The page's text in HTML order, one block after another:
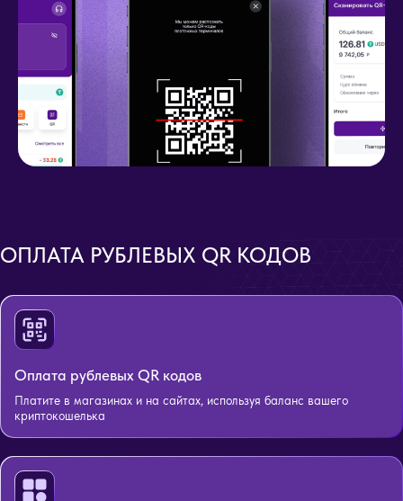
ОПЛАТА РУБЛЕВЫХ QR КОДОВ
Оплата рублевых QR кодов
Платите в магазинах и на сайтах, используя баланс вашего
криптокошелька